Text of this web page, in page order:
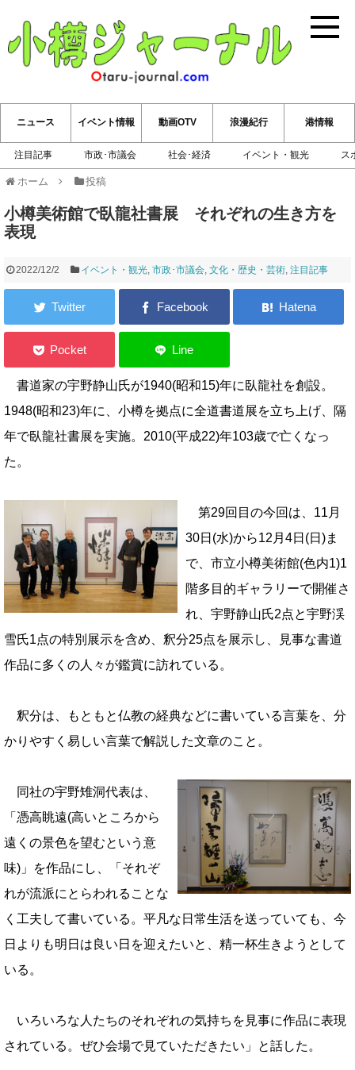
小樽ジ
ニュース
注目記事 市政･市議会 社会･経済 イベント・観光 ス
イベント情報 動画OTV 浪漫紀行 港情報
ホーム 投稿
小樽美術館で臥龍社書展 それぞれの生き方を
表現
2022/12/2 イベント・観光 ,市政･市議会 ,文化・歴史・芸術 ,注目記事
書道家の宇野静山氏が1940(昭和15)年に臥龍社を創設。
1948(昭和23)年に、小樽を拠点に全道書道展を立ち上げ、隔
年で臥龍社書展を実施。2010(平成22)年103歳で亡くなっ
た。
第29回目の今回は、11月
30日(水)から12月4日(日)ま
で、市立小樽美術館(色内1)1
階多目的ギャラリーで開催さ
れ、 宇野静山氏2点と宇野渓
雪氏1点の特別展示を含め、釈分25点を展示し、見事な書道
作品に多くの人々が鑑賞に訪れている。
釈分は、もともと仏教の経典などに書いている言葉を、分
かりやすく易しい言葉で解説した文章のこと。
同社の宇野雉洞代表は、
「憑高眺遠(高いところから
遠くの景色を望むという意
味)」
を作品にし、「それぞ
れが流派にとらわれることな
く工夫して書いている。平凡な日常生活を送っていても、今
日よりも明日は良い日を迎えたいと、精一杯生きようとして
いる。
いろいろな人たちのそれぞれの気持ちを見事に作品に表現
されている。ぜひ会場で見ていただきたい」と話した。